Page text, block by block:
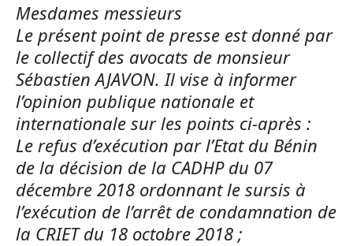
Mesdames messieurs
Le présent point de presse est donné par
le collectif des avocats de monsieur
Sébastien AJAVON. Il vise à informer
l’opinion publique nationale et
internationale sur les points ci-après :
Le refus d’exécution par l’Etat du Bénin
de la décision de la CADHP du 07
décembre 2018 ordonnant le sursis à
l’exécution de l’arrêt de condamnation de
la CRIET du 18 octobre 2018 ;